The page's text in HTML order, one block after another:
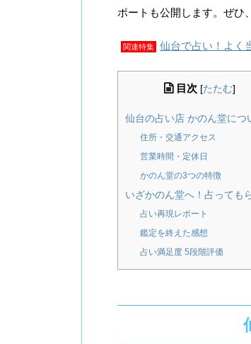
ポートも公開します。ぜひ
関連特集 仙台で占い！よく
目次 [たたむ]
仙台の占い店 かのん堂につ
住所・交通アクセス
営業時間・定休日
かのん堂の3つの特徴
いざかのん堂へ！占っても
占い再現レポート
鑑定を終えた感想
占い満足度 5段階評価